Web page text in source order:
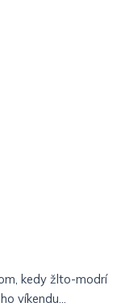
kedy žlto-modrí
víkendu...